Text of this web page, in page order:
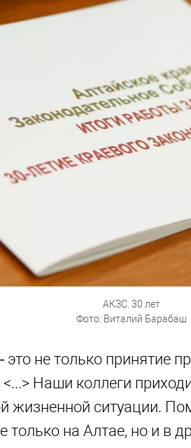
АКЗС. 30 лет
Фото: Виталий Барабаш
это не только принятие
<...> Наши коллеги
жизненной ситуации.
только на Алтае, но и в